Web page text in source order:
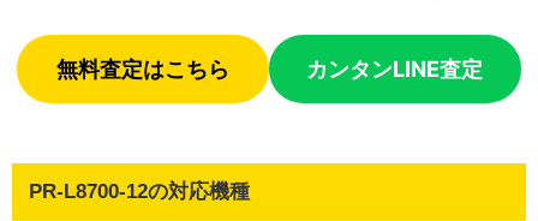
無料査定はこちら カンタンLINE査定
PR-L8700-12の対応機種